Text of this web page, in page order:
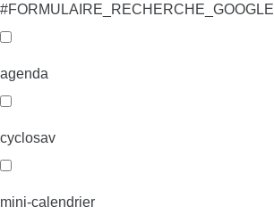
#FORMULAIRE_RECHERCHE_GOOGLE
agenda
cyclosav
mini-calendrier